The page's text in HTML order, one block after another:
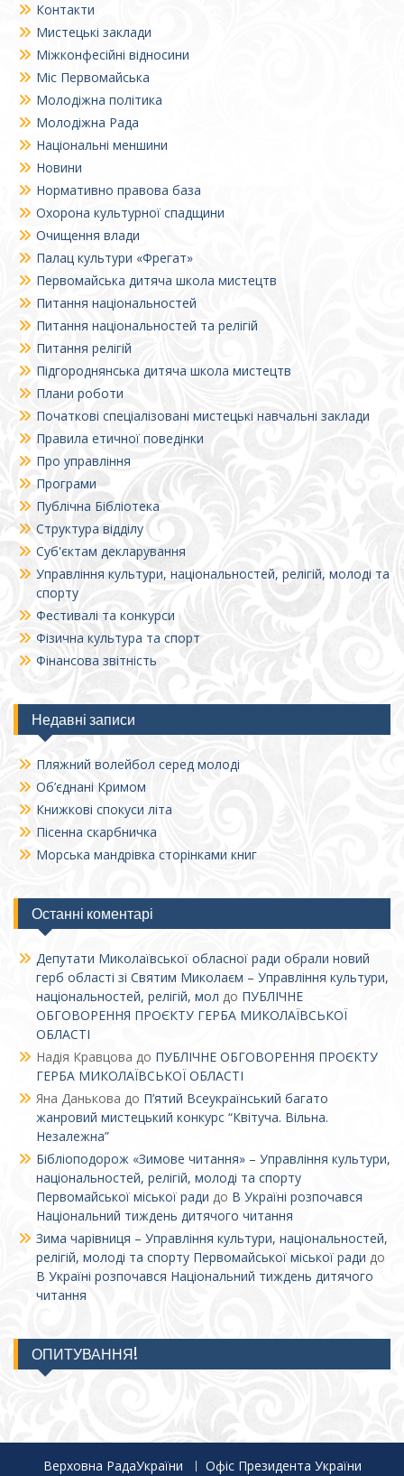
Контакти
Мистецькі заклади
Міжконфесійні відносини
Міс Первомайська
Молодіжна політика
Молодіжна Рада
Національні меншини
Новини
Нормативно правова база
Охорона культурної спадщини
Очищення влади
Палац культури «Фрегат»
Первомайська дитяча школа мистецтв
Питання національностей
Питання національностей та релігій
Питання релігій
Підгороднянська дитяча школа мистецтв
Плани роботи
Початкові спеціалізовані мистецькі навчальні заклади
Правила етичної поведінки
Про управління
Програми
Публічна Бібліотека
Структура відділу
Суб'єктам декларування
Управління культури, національностей, релігій, молоді та
спорту
Фестивалі та конкурси
Фізична культура та спорт
Фінансова звітність
Недавні записи
Пляжний волейбол серед молоді
Об’єднані Кримом
Книжкові спокуси літа
Пісенна скарбничка
Морська мандрівка сторінками книг
Останні коментарі
Депутати Миколаївської обласної ради обрали новий
герб області зі Святим Миколаєм – Управління культури,
національностей, релігій, мол до ПУБЛІЧНЕ
ОБГОВОРЕННЯ ПРОЄКТУ ГЕРБА МИКОЛАЇВСЬКОЇ
ОБЛАСТІ
Надія Кравцова до ПУБЛІЧНЕ ОБГОВОРЕННЯ ПРОЄКТУ
ГЕРБА МИКОЛАЇВСЬКОЇ ОБЛАСТІ
Яна Данькова до П’ятий Всеукраїнський багато
жанровий мистецький конкурс “Квітуча. Вільна.
Незалежна”
Бібліоподорож «Зимове читання» – Управління культури,
національностей, релігій, молоді та спорту
Первомайської міської ради до В Україні розпочався
Національний тиждень дитячого читання
Зима чарівниця – Управління культури, національностей,
релігій, молоді та спорту Первомайської міської ради до
В Україні розпочався Національний тиждень дитячого
читання
ОПИТУВАННЯ!
Верховна РадаУкраїни Офіс Президента України